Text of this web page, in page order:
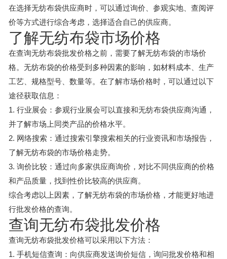
在选择无纺布袋供应商时，可以通过询价、参观实地、查阅评
价等方式进行综合考虑，选择适合自己的供应商。
了解无纺布袋市场价格
在查询无纺布袋批发价格之前，需要了解无纺布袋的市场价
格。无纺布袋的价格受到多种因素的影响，如材料成本、生产
工艺、规格型号、数量等。在了解市场价格时，可以通过以下
途径获取信息：
1. 行业展会：参观行业展会可以直接和无纺布袋供应商沟通，
并了解市场上同类产品的价格水平。
2. 网络搜索：通过搜索引擎搜索相关的行业资讯和市场报告，
了解无纺布袋的市场价格走势。
3. 询价比较：通过向多家供应商询价，对比不同供应商的价格
和产品质量，找到性价比较高的供应商。
综合考虑以上因素，了解无纺布袋的市场价格，才能更好地进
行批发价格的查询。
查询无纺布袋批发价格
查询无纺布袋批发价格可以采用以下方法：
1. 手机短信查询：向供应商发送询价短信，询问批发价格和相